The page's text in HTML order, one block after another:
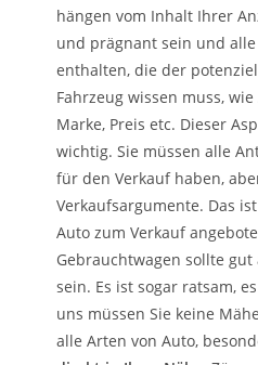
hängen vom Inhalt Ihrer
und prägnant sein und
enthalten, die der
Fahrzeug wissen muss,
Marke, Preis etc. Dieser
wichtig. Sie müssen alle
für den Verkauf haben,
Verkaufsargumente. Das
Auto zum Verkauf
Gebrauchtwagen sollte
sein. Es ist sogar ratsam,
uns müssen Sie keine
alle Arten von Auto,